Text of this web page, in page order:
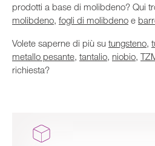
prodotti a base di molibdeno? Qui
molibdeno, fogli di molibdeno e
Volete saperne di più su tungsteno,
metallo pesante, tantalio, niobio,
richiesta?